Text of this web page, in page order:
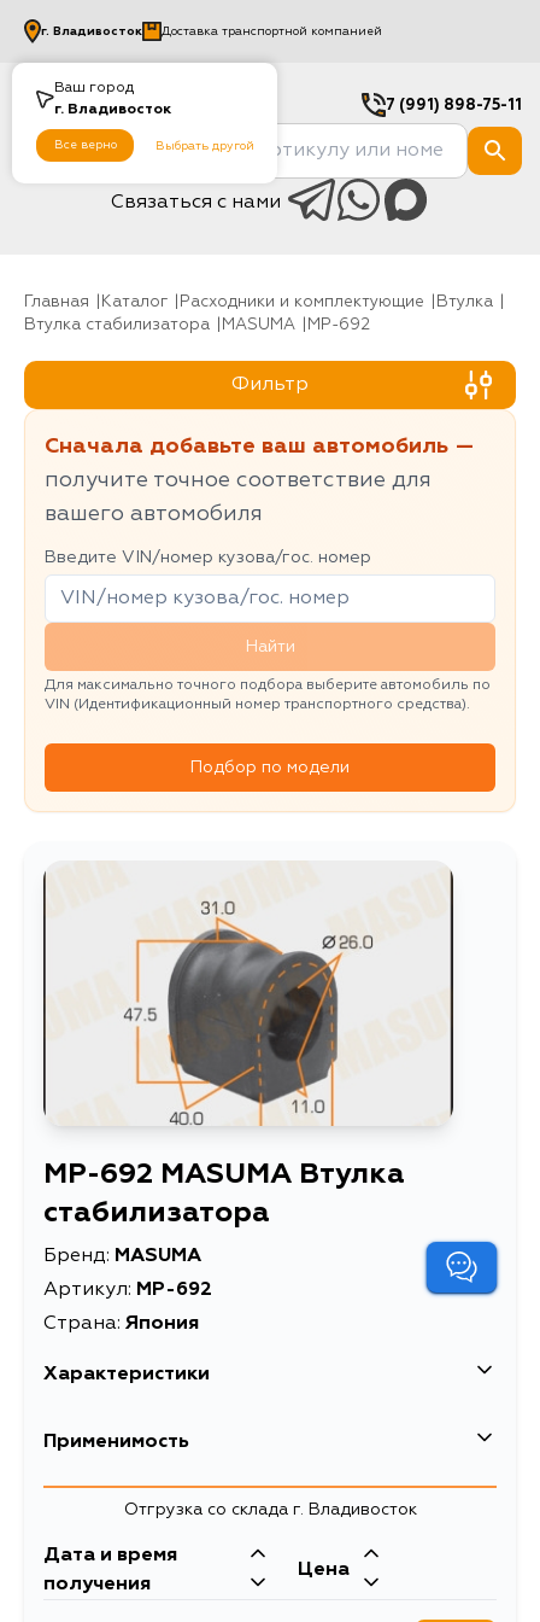
Ваш город
г. Владивосток
Все верно Выбрать другой
г. Владивосток Доставка транспортной компанией
7 (991) 898-75-11
Связаться с нами
Главная Каталог Расходники и комплектующие
Втулка
Втулка стабилизатора
MASUMA MP-692
Фильтр
Сначала добавьте ваш автомобиль —
получите точное соответствие для
вашего автомобиля
Введите VIN/номер кузова/гос. номер
Найти
Для максимально точного подбора выберите автомобиль по
VIN (Идентификационный номер транспортного средства).
Подбор по модели
MP-692 MASUMA Втулка
стабилизатора
Бренд: MASUMA
Артикул: MP-692
Страна: Япония
Характеристики
EAN-13
Длина упаковки, мм
Масса, кг 0.088
Применимость
Nissan
Кузов Двигатель
AZ10, Z10 CGA3DE, CG13DE
Отгрузка со склада г. Владивосток
Дата и время
получения
Цена